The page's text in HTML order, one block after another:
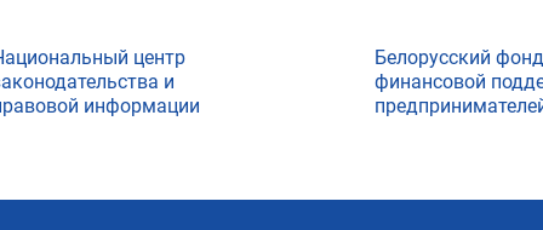
центр
и
информации
Белорусский фонд
финансовой